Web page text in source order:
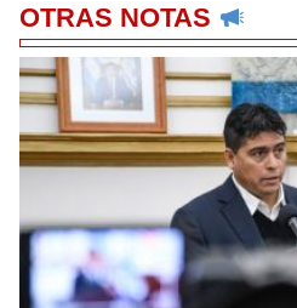
OTRAS NOTAS